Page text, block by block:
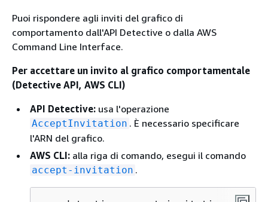
Puoi rispondere agli inviti del grafico di
comportamento dall'API Detective o dalla AWS
Command Line Interface.
Per accettare un invito al grafico comportamentale
(Detective API, AWS CLI)
API Detective: usa l'operazione
AcceptInvitation . È necessario specificare
l'ARN del grafico.
AWS CLI: alla riga di comando, esegui il comando
accept-invitation .